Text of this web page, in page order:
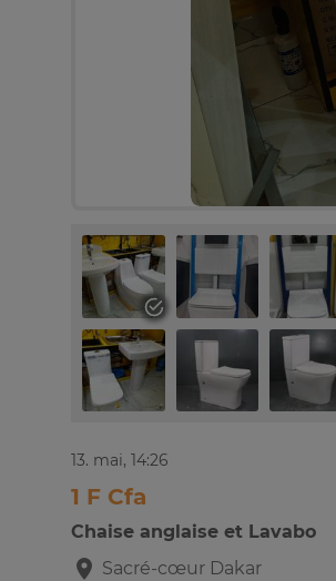
13. mai, 14:26
1 F Cfa
Chaise anglaise et Lavabo
Sacré-cœur Dakar